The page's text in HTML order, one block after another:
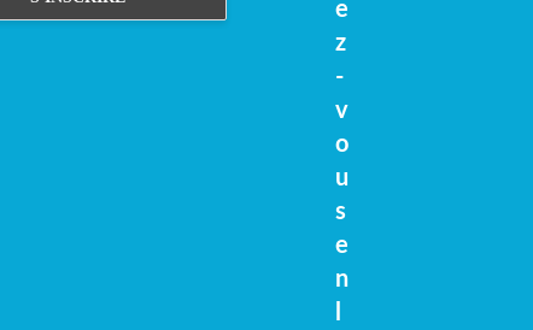
e
z
-
v
o
u
s
e
n